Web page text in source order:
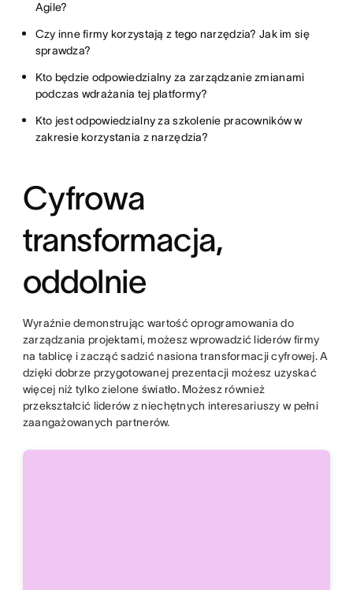
Agile?
Czy inne firmy korzystają z tego narzędzia? Jak im się
sprawdza?
Kto będzie odpowiedzialny za zarządzanie zmianami
podczas wdrażania tej platformy?
Kto jest odpowiedzialny za szkolenie pracowników w
zakresie korzystania z narzędzia?
Cyfrowa
transformacja,
oddolnie
Wyraźnie demonstrując wartość oprogramowania do
zarządzania projektami, możesz wprowadzić liderów firmy
na tablicę i zacząć sadzić nasiona transformacji cyfrowej. A
dzięki dobrze przygotowanej prezentacji możesz uzyskać
więcej niż tylko zielone światło. Możesz również
przekształcić liderów z niechętnych interesariuszy w pełni
zaangażowanych partnerów.